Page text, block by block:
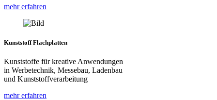
mehr erfahren
Kunststoff Flachplatten
Kunststoffe für kreative Anwendungen
in Werbetechnik, Messebau, Ladenbau
und Kunststoffverarbeitung
mehr erfahren